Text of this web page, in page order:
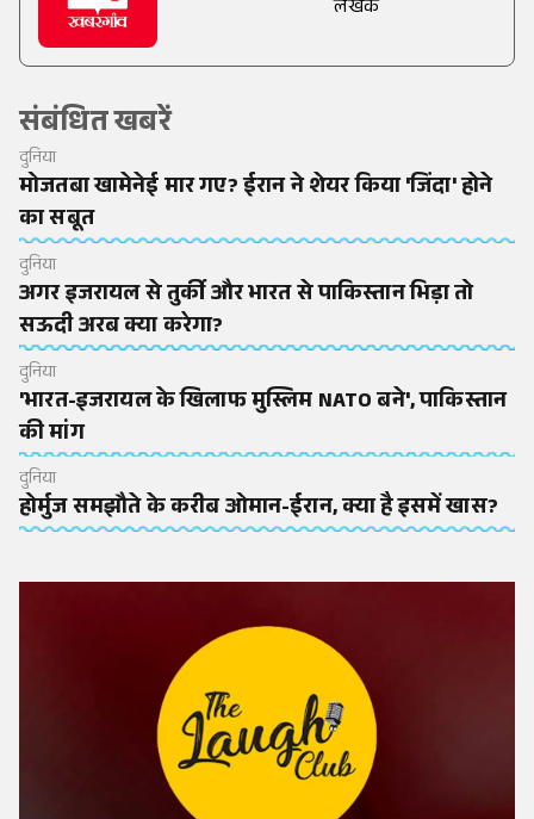
लेखक
संबंधित खबरें
दुनिया
मोजतबा खामेनेई मार गए? ईरान ने शेयर किया 'जिंदा' होने
का सबूत
दुनिया
अगर इजरायल से तुर्की और भारत से पाकिस्तान भिड़ा तो
सऊदी अरब क्या करेगा?
दुनिया
'भारत-इजरायल के खिलाफ मुस्लिम NATO बने', पाकिस्तान
की मांग
दुनिया
होर्मुज समझौते के करीब ओमान-ईरान, क्या है इसमें खास?